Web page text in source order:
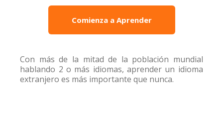
Comienza a Aprender
Con más de la mitad de la población mundial
hablando 2 o más idiomas, aprender un idioma
extranjero es más importante que nunca.